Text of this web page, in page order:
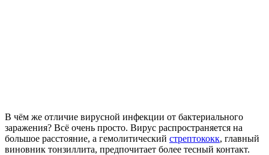
В чём же отличие вирусной инфекции от бактериального
заражения? Всё очень просто. Вирус распространяется на
большое расстояние, а гемолитический стрептококк, главный
виновник тонзиллита, предпочитает более тесный контакт.